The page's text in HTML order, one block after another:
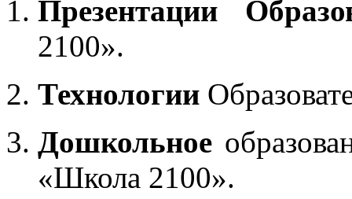
Презентации
2100».
Технологии
Дошкольное
«Школа 2100».